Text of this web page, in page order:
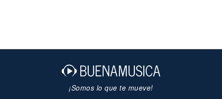
¡Somos lo que te mueve!